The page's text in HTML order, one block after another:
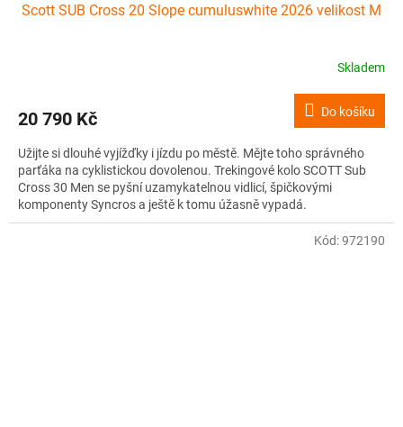
Scott SUB Cross 20 Slope cumuluswhite 2026 velikost M
Skladem
20 790 Kč Do košíku
Užijte si dlouhé vyjížďky i jízdu po městě. Mějte toho správného
parťáka na cyklistickou dovolenou. Trekingové kolo SCOTT Sub
Cross 30 Men se pyšní uzamykatelnou vidlicí, špičkovými
komponenty Syncros a ještě k tomu úžasně vypadá.
Kód:972190